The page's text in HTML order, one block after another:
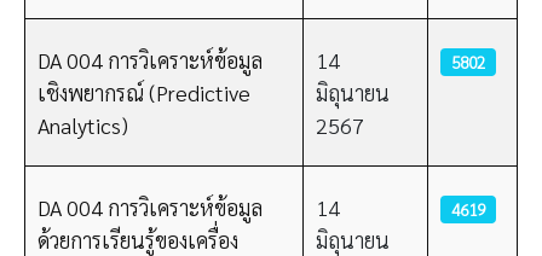
DA 004 การวิเคราะห์ข้อมูล
เชิงพยากรณ์ (Predictive
Analytics)
14
มิถุนายน
2567
5802
DA 004 การวิเคราะห์ข้อมูล
ด้วยการเรียนรู้ของเครื่อง
14
มิถุนายน
4619